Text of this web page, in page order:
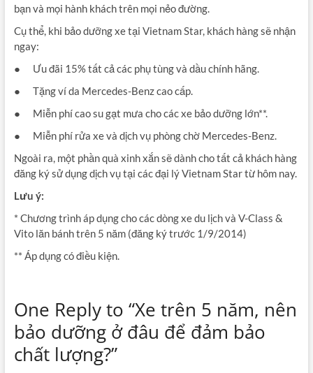
bạn và mọi hành khách trên mọi nẻo đường.
Cụ thể, khi bảo dưỡng xe tại Vietnam Star, khách hàng sẽ nhận
ngay:
● Ưu đãi 15% tất cả các phụ tùng và dầu chính hãng.
● Tặng ví da Mercedes-Benz cao cấp.
● Miễn phí cao su gạt mưa cho các xe bảo dưỡng lớn**.
● Miễn phí rửa xe và dịch vụ phòng chờ Mercedes-Benz.
Ngoài ra, một phần quà xinh xắn sẽ dành cho tất cả khách hàng
đăng ký sử dụng dịch vụ tại các đại lý Vietnam Star từ hôm nay.
Lưu ý:
* Chương trình áp dụng cho các dòng xe du lịch và V-Class &
Vito lăn bánh trên 5 năm (đăng ký trước 1/9/2014)
** Áp dụng có điều kiện.
One Reply to “Xe trên 5 năm, nên
bảo dưỡng ở đâu để đảm bảo
chất lượng?”